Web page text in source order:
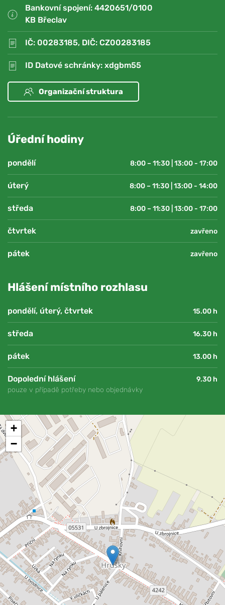
Bankovní spojení: 4420651/0100
KB Břeclav
IČ: 00283185, DIČ: CZ00283185
ID Datové schránky: xdgbm55
Organizační struktura
Úřední hodiny
pondělí 8:00 – 11:30 | 13:00 - 17:00
úterý 8:00 – 11:30 | 13:00 - 14:00
středa 8:00 – 11:30 | 13:00 - 17:00
čtvrtek zavřeno
pátek zavřeno
Hlášení místního rozhlasu
pondělí, úterý, čtvrtek 15.00 h
středa 16.30 h
pátek 13.00 h
Dopolední hlášení
9.30 h
pouze v případě potřeby nebo objednávky
+
−